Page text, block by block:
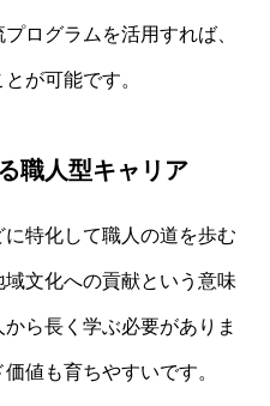
ログラムを活用すれば、
が可能です。
職人型キャリア
特化して職人の道を歩む
文化への貢献という意味
ら長く学ぶ必要がありま
値も育ちやすいです。